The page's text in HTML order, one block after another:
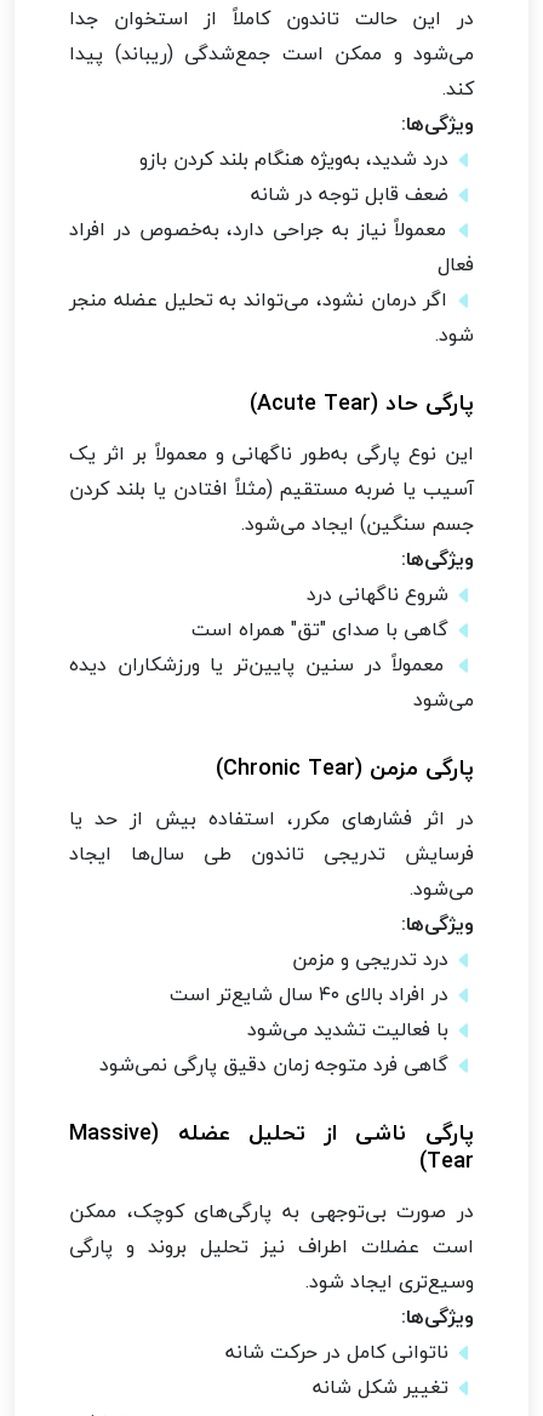
در این حالت تاندون کاملاً از استخوان جدا
می‌شود و ممکن است جمع‌شدگی (ریباند) پیدا
کند.
ویژگی‌ها:
درد شدید، به‌ویژه هنگام بلند کردن بازو
ضعف قابل توجه در شانه
معمولاً نیاز به جراحی دارد، به‌خصوص در افراد
فعال
اگر درمان نشود، می‌تواند به تحلیل عضله منجر
شود.
پارگی حاد (Acute Tear)
این نوع پارگی به‌طور ناگهانی و معمولاً بر اثر یک
آسیب یا ضربه مستقیم (مثلاً افتادن یا بلند کردن
جسم سنگین) ایجاد می‌شود.
ویژگی‌ها:
شروع ناگهانی درد
گاهی با صدای "تق" همراه است
معمولاً در سنین پایین‌تر یا ورزشکاران دیده
می‌شود
پارگی مزمن (Chronic Tear)
در اثر فشارهای مکرر، استفاده بیش از حد یا
فرسایش تدریجی تاندون طی سال‌ها ایجاد
می‌شود.
ویژگی‌ها:
درد تدریجی و مزمن
در افراد بالای ۴۰ سال شایع‌تر است
با فعالیت تشدید می‌شود
گاهی فرد متوجه زمان دقیق پارگی نمی‌شود
پارگی ناشی از تحلیل عضله (Massive
Tear)
در صورت بی‌توجهی به پارگی‌های کوچک، ممکن
است عضلات اطراف نیز تحلیل بروند و پارگی
وسیع‌تری ایجاد شود.
ویژگی‌ها:
ناتوانی کامل در حرکت شانه
تغییر شکل شانه